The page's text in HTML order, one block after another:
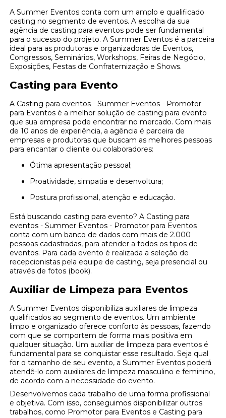
A Summer Eventos conta com um amplo e qualificado
casting no segmento de eventos. A escolha da sua
agência de casting para eventos pode ser fundamental
para o sucesso do projeto. A Summer Eventos é a parceira
ideal para as produtoras e organizadoras de Eventos,
Congressos, Seminários, Workshops, Feiras de Negócio,
Exposições, Festas de Confraternização e Shows.
Casting para Evento
A Casting para eventos - Summer Eventos - Promotor
para Eventos é a melhor solução de casting para evento
que sua empresa pode encontrar no mercado. Com mais
de 10 anos de experiência, a agência é parceira de
empresas e produtoras que buscam as melhores pessoas
para encantar o cliente ou colaboradores:
Ótima apresentação pessoal;
Proatividade, simpatia e desenvoltura;
Postura profissional, atenção e educação.
Está buscando casting para evento? A Casting para
eventos - Summer Eventos - Promotor para Eventos
conta com um banco de dados com mais de 2.000
pessoas cadastradas, para atender a todos os tipos de
eventos. Para cada evento é realizada a seleção de
recepcionistas pela equipe de casting, seja presencial ou
através de fotos (book).
Auxiliar de Limpeza para Eventos
A Summer Eventos disponibiliza auxiliares de limpeza
qualificados ao segmento de eventos. Um ambiente
limpo e organizado oferece conforto às pessoas, fazendo
com que se comportem de forma mais positiva em
qualquer situação. Um auxiliar de limpeza para eventos é
fundamental para se conquistar esse resultado. Seja qual
for o tamanho de seu evento, a Summer Eventos poderá
atendê-lo com auxiliares de limpeza masculino e feminino,
de acordo com a necessidade do evento.
Desenvolvemos cada trabalho de uma forma profissional
e objetiva. Com isso, conseguimos disponibilizar outros
trabalhos, como Promotor para Eventos e Casting para